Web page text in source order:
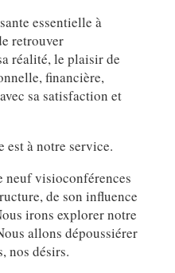
essentielle à
retrouver
réalité, le plaisir de
financière,
sa satisfaction et
est à notre service.
neuf visioconférences
de son influence
irons explorer notre
allons dépoussiérer
nos désirs.